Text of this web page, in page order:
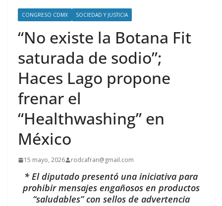
CONGRESO CDMX SOCIEDAD Y JUSTICIA
“No existe la Botana Fit
saturada de sodio”;
Haces Lago propone
frenar el
“Healthwashing” en
México
15 mayo, 2026 rodcafran@gmail.com
* El diputado presentó una iniciativa para
prohibir mensajes engañosos en productos
“saludables” con sellos de advertencia